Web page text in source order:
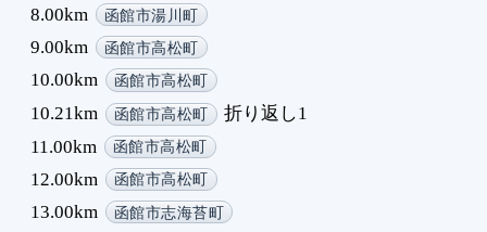
8.00km 函館市湯川町
9.00km 函館市高松町
10.00km 函館市高松町
10.21km 函館市高松町
折り返し1
11.00km
函館市高松町
12.00km 函館市高松町
13.00km 函館市志海苔町